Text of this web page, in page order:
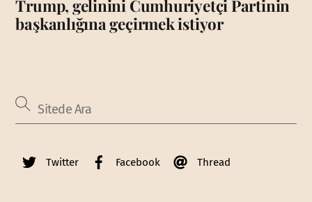
Trump, gelinini Cumhuriyetçi Partinin
başkanlığına geçirmek istiyor
Twitter Facebook Thread